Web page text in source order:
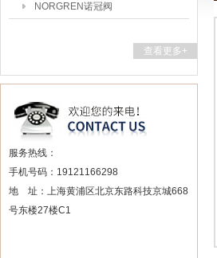
NORGREN诺冠阀
查看更多+
服务热线：
手机号码：19121166298
地 址：上海黄浦区北京东路科技京城668
号东楼27楼C1